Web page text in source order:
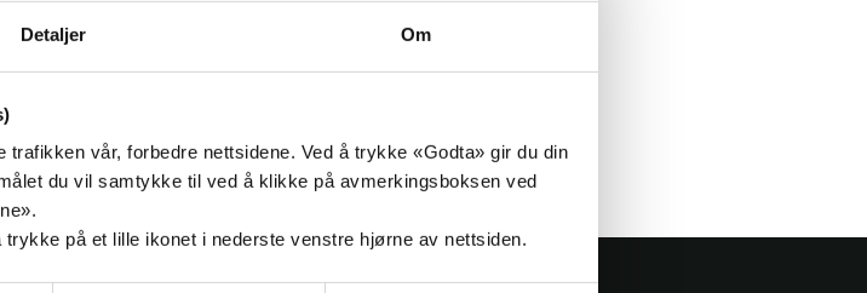
Detaljer Om
vår, forbedre nettsidene. Ved å trykke «Godta» gir du din
du vil samtykke til ved å klikke på avmerkingsboksen ved
på et lille ikonet i nederste venstre hjørne av nettsiden.
· 4 MB